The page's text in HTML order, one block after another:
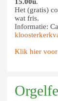
Het (gratis)
wat fris.
Informatie:
Klik hier